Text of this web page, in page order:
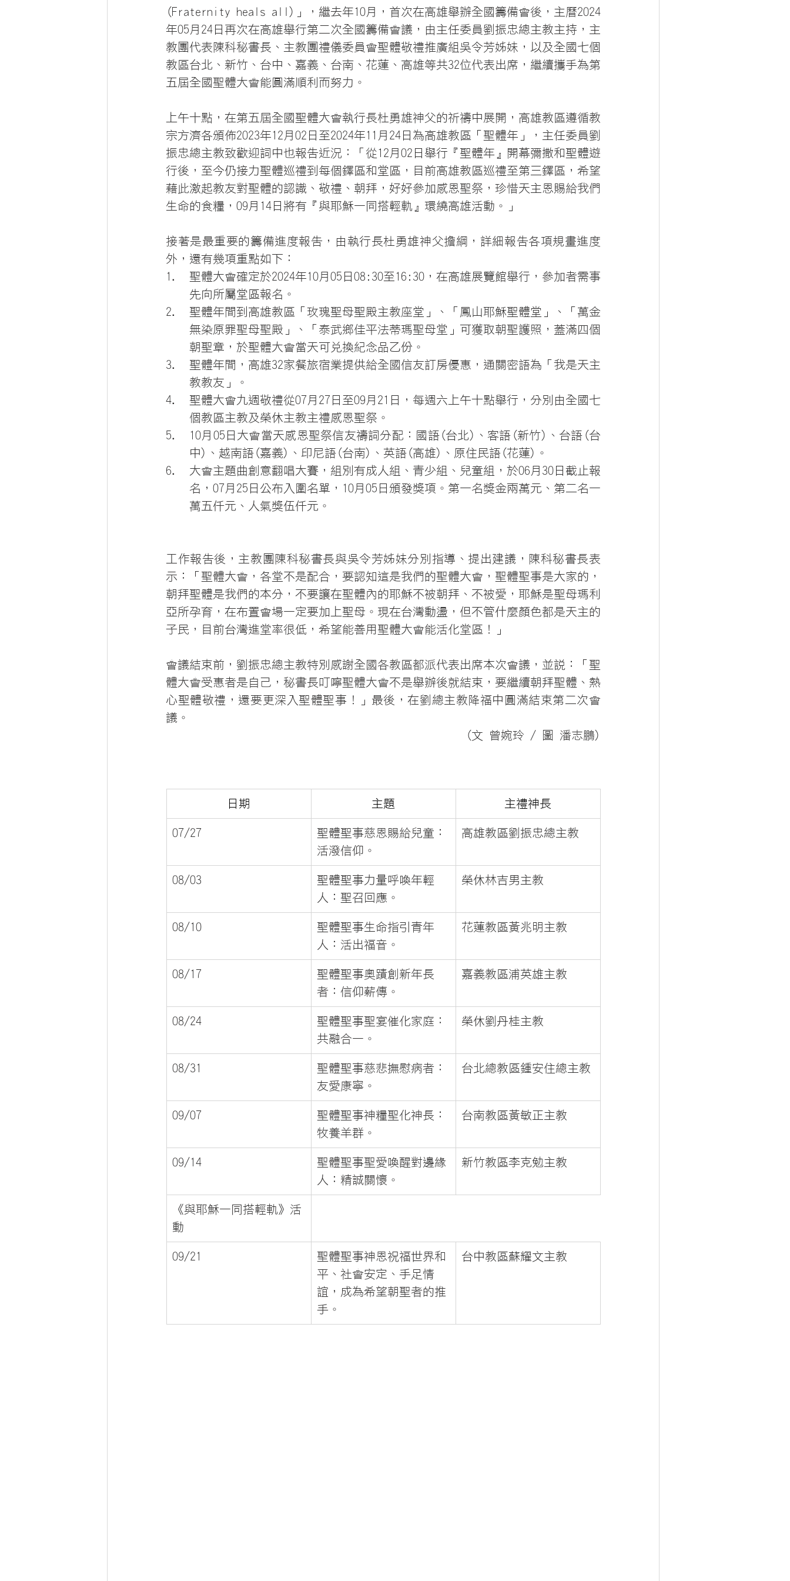
(Fraternity heals all)」，繼去年10月，首次在高雄舉辦全國籌備會後，主曆2024
年05月24日再次在高雄舉行第二次全國籌備會議，由主任委員劉振忠總主教主持，主
教團代表陳科秘書長、主教團禮儀委員會聖體敬禮推廣組吳令芳姊妹，以及全國七個
教區台北、新竹、台中、嘉義、台南、花蓮、高雄等共32位代表出席，繼續攜手為第
五屆全國聖體大會能圓滿順利而努力。
上午十點，在第五屆全國聖體大會執行長杜勇雄神父的祈禱中展開，高雄教區遵循教
宗方濟各頒佈2023年12月02日至2024年11月24日為高雄教區「聖體年」，主任委員劉
振忠總主教致歡迎詞中也報告近況：「從12月02日舉行『聖體年』開幕彌撒和聖體遊
行後，至今仍接力聖體巡禮到每個鐸區和堂區，目前高雄教區巡禮至第三鐸區，希望
藉此激起教友對聖體的認識、敬禮、朝拜，好好參加感恩聖祭，珍惜天主恩賜給我們
生命的食糧，09月14日將有『與耶穌一同搭輕軌』環繞高雄活動。」
接著是最重要的籌備進度報告，由執行長杜勇雄神父擔綱，詳細報告各項規畫進度
外，還有幾項重點如下：
聖體大會確定於2024年10月05日08:30至16:30，在高雄展覽館舉行，參加者需事
先向所屬堂區報名。
聖體年間到高雄教區「玫瑰聖母聖殿主教座堂」、「鳳山耶穌聖體堂」、「萬金
無染原罪聖母聖殿」、「泰武鄉佳平法蒂瑪聖母堂」可獲取朝聖護照，蓋滿四個
朝聖章，於聖體大會當天可兌換紀念品乙份。
聖體年間，高雄32家餐旅宿業提供給全國信友訂房優惠，通關密語為「我是天主
教教友」。
聖體大會九週敬禮從07月27日至09月21日，每週六上午十點舉行，分別由全國七
個教區主教及榮休主教主禮感恩聖祭。
10月05日大會當天感恩聖祭信友禱詞分配：國語(台北)、客語(新竹)、台語(台
中)、越南語(嘉義)、印尼語(台南)、英語(高雄)、原住民語(花蓮)。
大會主題曲創意翻唱大賽，組別有成人組、青少組、兒童組，於06月30日截止報
名，07月25日公布入圍名單，10月05日頒發獎項。第一名獎金兩萬元、第二名一
萬五仟元、人氣獎伍仟元。
工作報告後，主教團陳科秘書長與吳令芳姊妹分別指導、提出建議，陳科秘書長表
示：「聖體大會，各堂不是配合，要認知這是我們的聖體大會，聖體聖事是大家的，
朝拜聖體是我們的本分，不要讓在聖體內的耶穌不被朝拜、不被愛，耶穌是聖母瑪利
亞所孕育，在布置會場一定要加上聖母。現在台灣動盪，但不管什麼顏色都是天主的
子民，目前台灣進堂率很低，希望能善用聖體大會能活化堂區！」
會議結束前，劉振忠總主教特別感謝全國各教區都派代表出席本次會議，並說：「聖
體大會受惠者是自己，秘書長叮嚀聖體大會不是舉辦後就結束，要繼續朝拜聖體、熱
心聖體敬禮，還要更深入聖體聖事！」最後，在劉總主教降福中圓滿結束第二次會
議。
(文 曾婉玲 / 圖 潘志鵬)
日期 主題 主禮神長
07/27
聖體聖事慈恩賜給兒童：
活潑信仰。
高雄教區劉振忠總主教
08/03
聖體聖事力量呼喚年輕
人：聖召回應。
榮休林吉男主教
08/10
聖體聖事生命指引青年
人：活出福音。
花蓮教區黃兆明主教
08/17
聖體聖事奧蹟創新年長
者：信仰薪傳。
嘉義教區浦英雄主教
08/24
聖體聖事聖宴催化家庭：
共融合一。
榮休劉丹桂主教
08/31
聖體聖事慈悲撫慰病者：
友愛康寧。
台北總教區鍾安住總主教
09/07
聖體聖事神糧聖化神長：
牧養羊群。
台南教區黃敏正主教
09/14
聖體聖事聖愛喚醒對邊緣
人：精誠關懷。
新竹教區李克勉主教
《與耶穌一同搭輕軌》活
動
09/21
聖體聖事神恩祝福世界和
平、社會安定、手足情
誼，成為希望朝聖者的推
手。
台中教區蘇耀文主教